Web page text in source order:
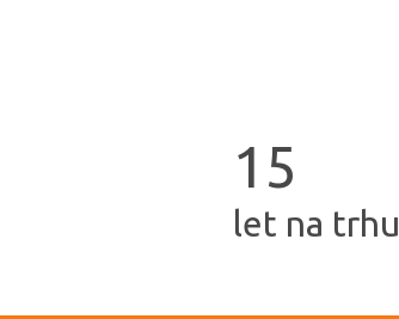
1 5
let na trhu